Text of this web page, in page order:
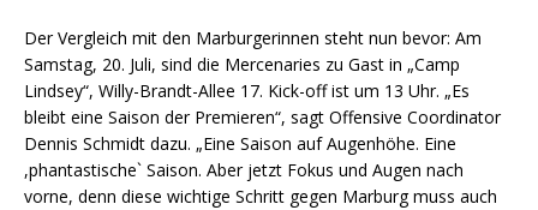
Der Vergleich mit den Marburgerinnen steht nun bevor: Am
Samstag, 20. Juli, sind die Mercenaries zu Gast in „Camp
Lindsey“, Willy-Brandt-Allee 17. Kick-off ist um 13 Uhr. „Es
bleibt eine Saison der Premieren“, sagt Offensive Coordinator
Dennis Schmidt dazu. „Eine Saison auf Augenhöhe. Eine
,phantastische` Saison. Aber jetzt Fokus und Augen nach
vorne, denn diese wichtige Schritt gegen Marburg muss auch